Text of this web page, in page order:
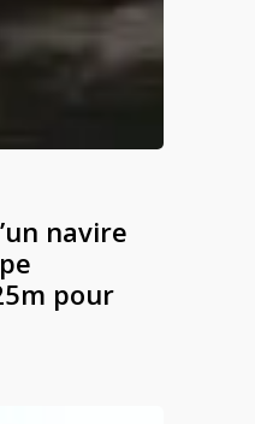
navire
pour